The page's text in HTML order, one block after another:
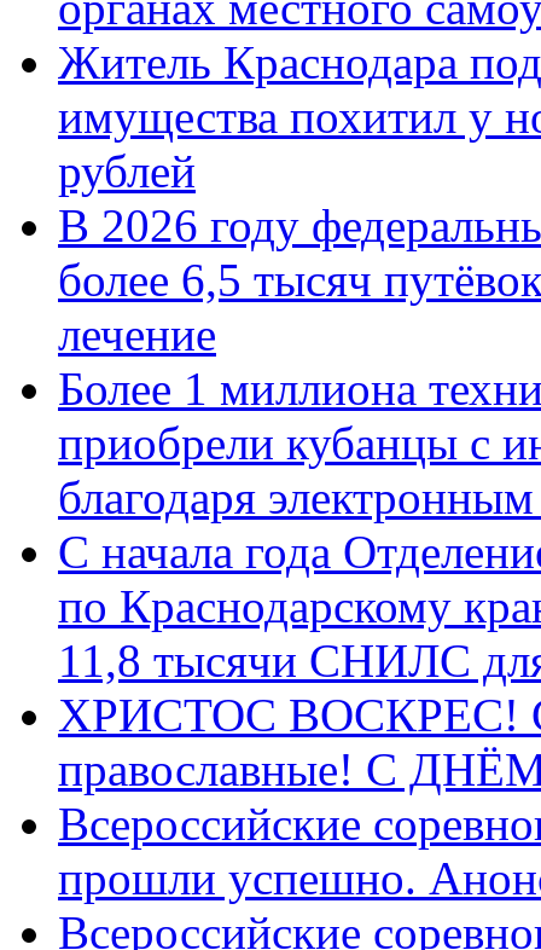
Житель Краснодара
имущества похитил у
рублей
В 2026 году
более 6,5 тысяч
лечение
Более 1 миллиона
приобрели кубанцы с
благодаря
С начала года
по Краснодарскому
11,8 тысячи СНИЛС
ХРИСТОС ВОСКРЕС! С
православные! C
Всероссийские
прошли успешно.
Всероссийские